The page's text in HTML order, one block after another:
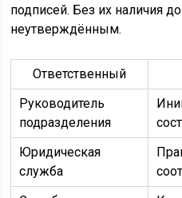
подписей. Без их наличия
неутверждённым.
Ответственный
Руководитель
подразделения
Юридическая
служба